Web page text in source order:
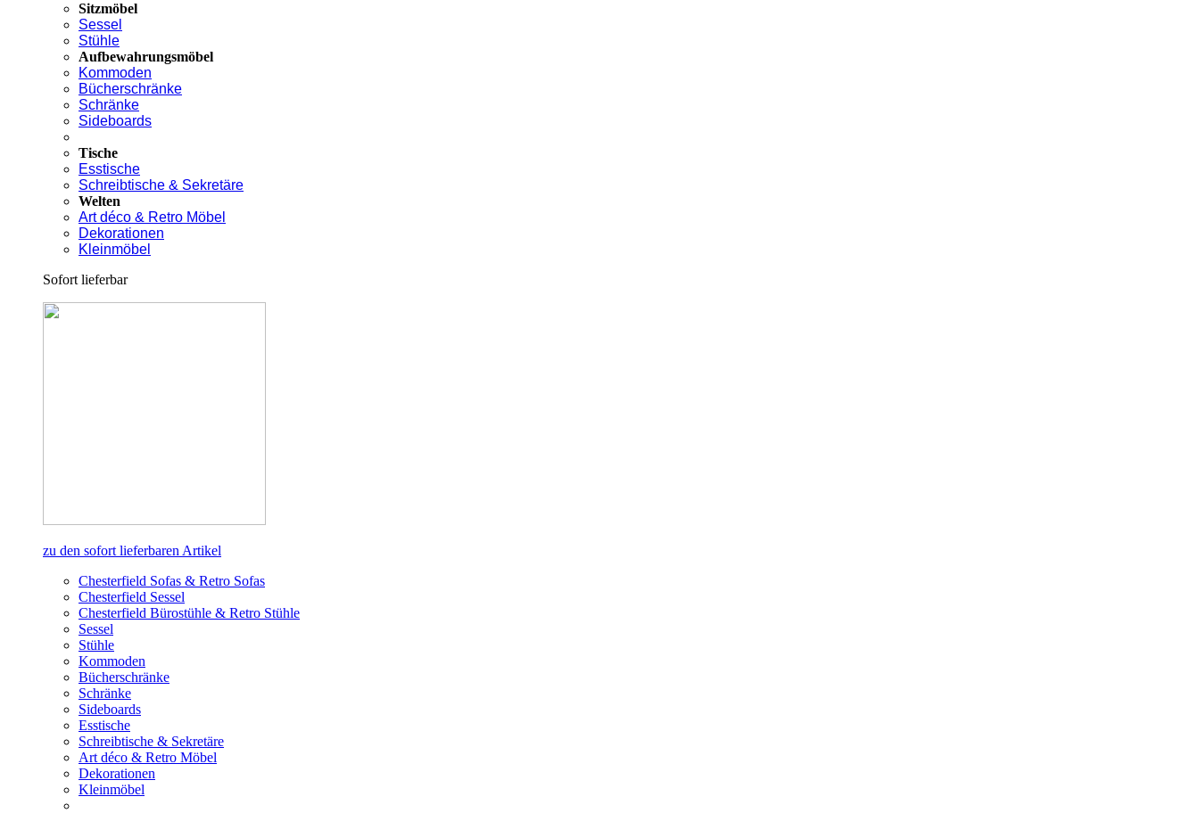
Sitzmöbel
Sessel
Stühle
Aufbewahrungsmöbel
Kommoden
Bücherschränke
Schränke
Sideboards
Tische
Esstische
Schreibtische & Sekretäre
Welten
Art déco & Retro Möbel
Dekorationen
Kleinmöbel
Sofort lieferbar
zu den sofort lieferbaren Artikel
Chesterfield Sofas & Retro Sofas
Chesterfield Sessel
Chesterfield Bürostühle & Retro Stühle
Sessel
Stühle
Kommoden
Bücherschränke
Schränke
Sideboards
Esstische
Schreibtische & Sekretäre
Art déco & Retro Möbel
Dekorationen
Kleinmöbel